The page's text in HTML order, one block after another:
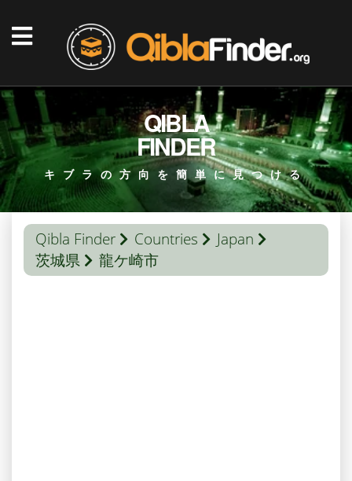
QIBLA
FINDER
キブラの方向を簡単に見つける
Qibla Finder Countries
Japan
茨城県
龍ケ崎市